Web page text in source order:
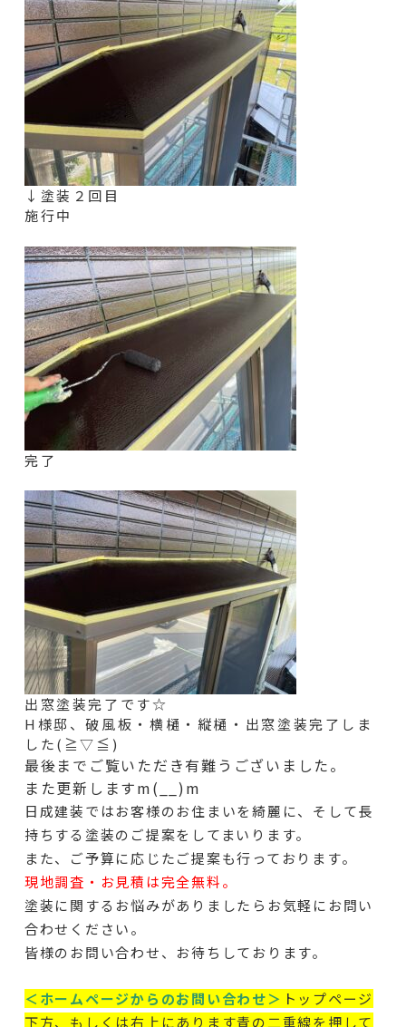
↓塗装２回目
施行中
完了
出窓塗装完了です☆
H様邸、破風板・横樋・縦樋・出窓塗装完了しま
した(≧▽≦)
最後までご覧いただき有難うございました。
また更新しますm(__)m
日成建装ではお客様のお住まいを綺麗に、そして長
持ちする塗装のご提案をしてまいります。
また、ご予算に応じたご提案も行っております。
現地調査・お見積は完全無料。
塗装に関するお悩みがありましたらお気軽にお問い
合わせください。
皆様のお問い合わせ、お待ちしております。
＜ホームページからのお問い合わせ＞ トップページ
下方、もしくは右上にあります青の二重線を押して